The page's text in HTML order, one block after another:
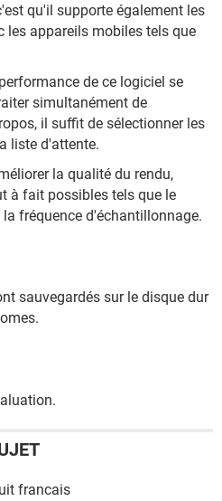
qu'il supporte également les
appareils mobiles tels que
de ce logiciel se
simultanément de
il suffit de sélectionner les
liste d'attente.
la qualité du rendu,
à fait possibles tels que le
fréquence d'échantillonnage.
sauvegardés sur le disque dur
francais